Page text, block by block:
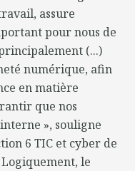
assure
pour nous de
(...)
numérique, afin
en matière
que nos
», souligne
6 TIC et cyber de
le